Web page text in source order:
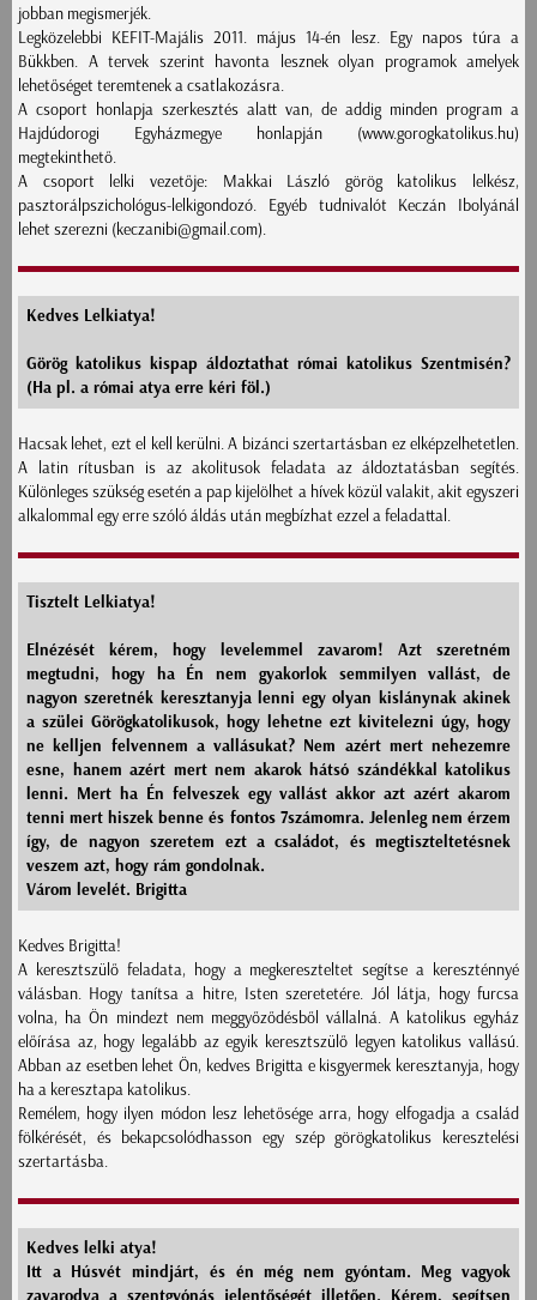
jobban megismerjék.
Legközelebbi KEFIT-Majális 2011. május 14-én lesz. Egy napos túra a
Bükkben. A tervek szerint havonta lesznek olyan programok amelyek
lehetőséget teremtenek a csatlakozásra.
A csoport honlapja szerkesztés alatt van, de addig minden program a
Hajdúdorogi Egyházmegye honlapján (www.gorogkatolikus.hu)
megtekinthető.
A csoport lelki vezetője: Makkai László görög katolikus lelkész,
pasztorálpszichológus-lelkigondozó. Egyéb tudnivalót Keczán Ibolyánál
lehet szerezni (keczanibi@gmail.com).
Kedves Lelkiatya!
Görög katolikus kispap áldoztathat római katolikus Szentmisén?
(Ha pl. a római atya erre kéri föl.)
Hacsak lehet, ezt el kell kerülni. A bizánci szertartásban ez elképzelhetetlen.
A latin rítusban is az akolitusok feladata az áldoztatásban segítés.
Különleges szükség esetén a pap kijelölhet a hívek közül valakit, akit egyszeri
alkalommal egy erre szóló áldás után megbízhat ezzel a feladattal.
Tisztelt Lelkiatya!
Elnézését kérem, hogy levelemmel zavarom! Azt szeretném
megtudni, hogy ha Én nem gyakorlok semmilyen vallást, de
nagyon szeretnék keresztanyja lenni egy olyan kislánynak akinek
a szülei Görögkatolikusok, hogy lehetne ezt kivitelezni úgy, hogy
ne kelljen felvennem a vallásukat? Nem azért mert nehezemre
esne, hanem azért mert nem akarok hátsó szándékkal katolikus
lenni. Mert ha Én felveszek egy vallást akkor azt azért akarom
tenni mert hiszek benne és fontos 7számomra. Jelenleg nem érzem
így, de nagyon szeretem ezt a családot, és megtiszteltetésnek
veszem azt, hogy rám gondolnak.
Várom levelét. Brigitta
Kedves Brigitta!
A keresztszülő feladata, hogy a megkereszteltet segítse a kereszténnyé
válásban. Hogy tanítsa a hitre, Isten szeretetére. Jól látja, hogy furcsa
volna, ha Ön mindezt nem meggyőződésből vállalná. A katolikus egyház
előírása az, hogy legalább az egyik keresztszülő legyen katolikus vallású.
Abban az esetben lehet Ön, kedves Brigitta e kisgyermek keresztanyja, hogy
ha a keresztapa katolikus.
Remélem, hogy ilyen módon lesz lehetősége arra, hogy elfogadja a család
fölkérését, és bekapcsolódhasson egy szép görögkatolikus keresztelési
szertartásba.
Kedves lelki atya!
Itt a Húsvét mindjárt, és én még nem gyóntam. Meg vagyok
zavarodva a szentgyónás jelentőségét illetően. Kérem, segítsen